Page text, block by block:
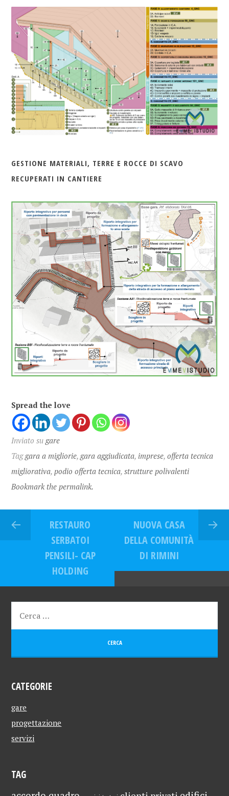
GESTIONE MATERIALI, TERRE E ROCCE DI SCAVO
RECUPERATI IN CANTIERE
Spread the love
Inviato sugare
Taggara a migliorie,gara aggiudicata, imprese,offerta tecnica
migliorativa,podio offerta tecnica,strutture polivalenti
Bookmark the permalink.
RESTAURO
SERBATOI
PENSILI- CAP
HOLDING
NUOVA CASA
DELLA COMUNITÀ
DI RIMINI
CATEGORIE
gare
progettazione
servizi
TAG